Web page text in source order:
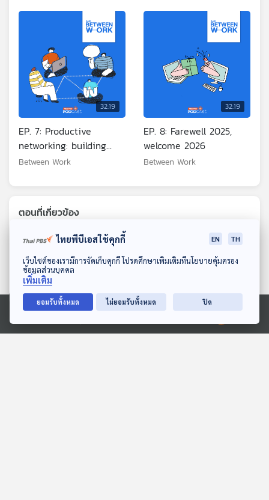
ดาวน์โหลด Thai PBS Podcast Application
Ⓒ 2020 องค์การกระจายเสียงและแพร่ภาพสาธารณะแห่งประเทศไทย
32:19
EP. 7: Productive
networking: building
connections that matter
Between Work
32:19
EP. 8: Farewell 2025,
welcome 2026
Between Work
ตอนที่เกี่ยวข้อง
ไทยพีบีเอสใช้คุกกี้ EN TH
เว็บไซต์ของเรามีการจัดเก็บคุกกี้ โปรดศึกษาเพิ่มเติมที่นโยบายคุ้มครอง
ข้อมูลส่วนบุคคล
เพิ่มเติม
ยอมรับทั้งหมด ไม่ยอมรับทั้งหมด ปิด